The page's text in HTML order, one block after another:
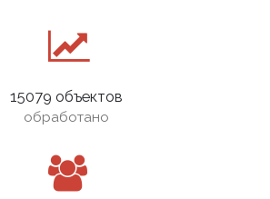
15079 объектов
обработано